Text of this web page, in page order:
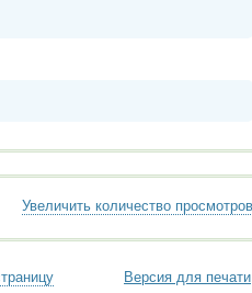
Увеличить количество просмотров
Версия для печати